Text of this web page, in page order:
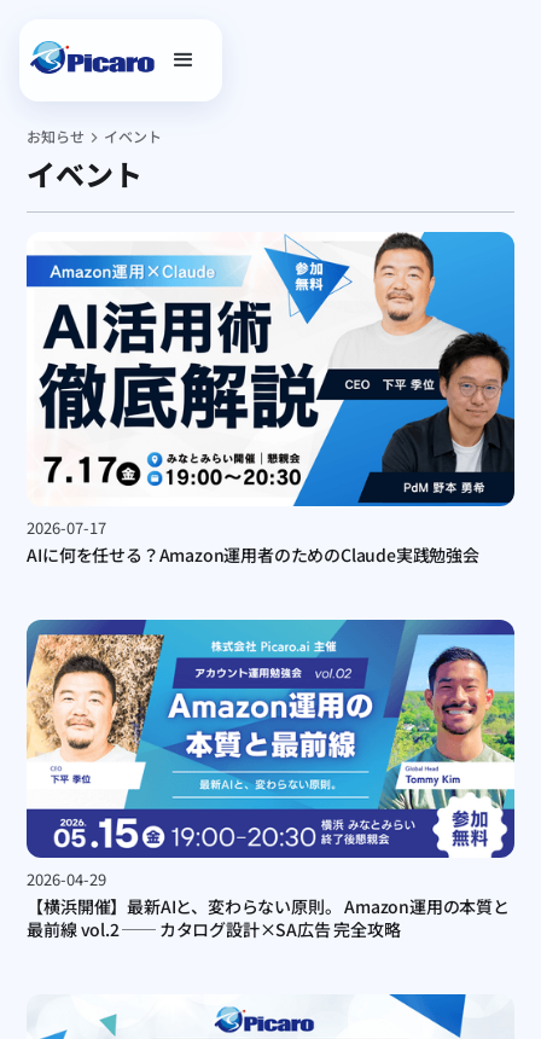
お知らせ イベント
イベント
2026-07-17
AIに何を任せる？Amazon運用者のためのClaude実践勉強会
2026-04-29
【横浜開催】最新AIと、変わらない原則。 Amazon運用の本質と
最前線 vol.2 ── カタログ設計×SA広告 完全攻略